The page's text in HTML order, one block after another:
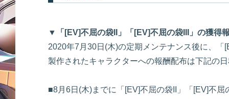
▼「[EV]不屈の袋II」「[EV]不屈の袋III」の獲得
2020年7月30日(木)の定期メンテナンス後に、「
製作されたキャラクターへの報酬配布は下記の
■8月6日(木)までに「[EV]不屈の袋II」「[EV]不屈